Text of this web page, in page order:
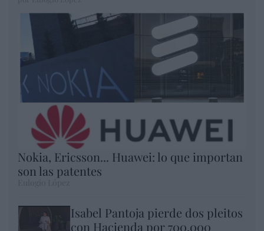
Nokia, Ericsson... Huawei: lo que importan
son las patentes
Isabel Pantoja pierde dos pleitos
con Hacienda por 700.000